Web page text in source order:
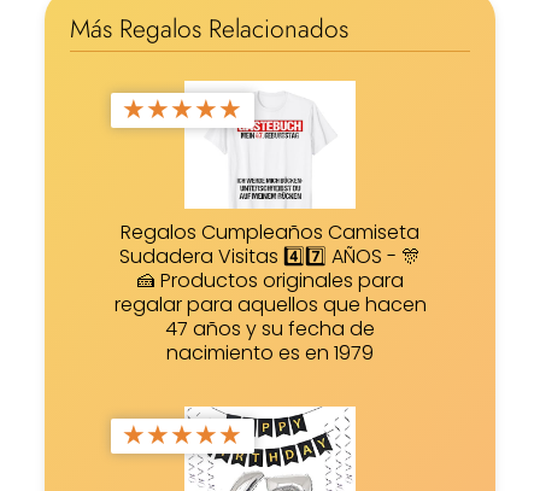
Más Regalos Relacionados
★★★★★
Regalos Cumpleaños Camiseta
Sudadera Visitas 4️⃣7️⃣ AÑOS - 🎊
🍰 Productos originales para
regalar para aquellos que hacen
47 años y su fecha de
nacimiento es en 1979
★★★★★